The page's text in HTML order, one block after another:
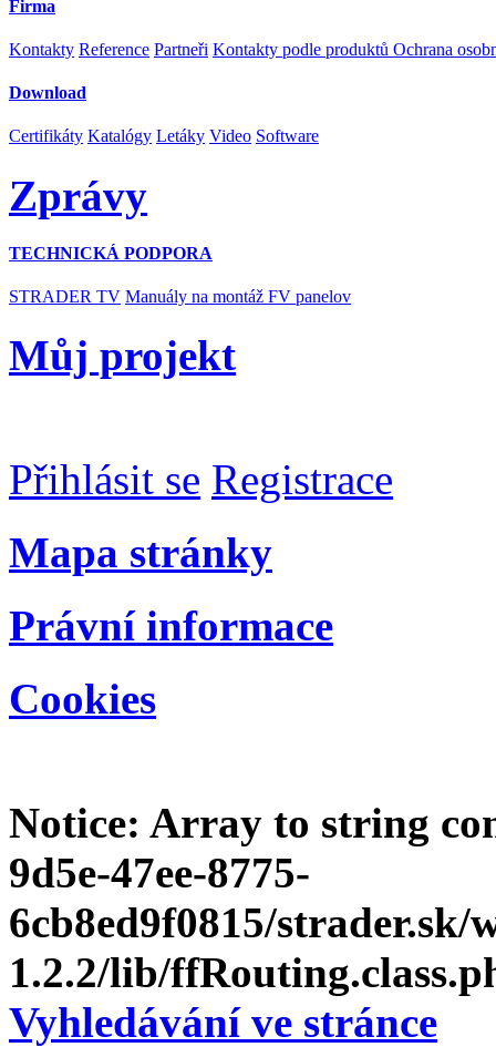
Firma
Kontakty Reference Partneři Kontakty podle produktů Ochrana
Download
Certifikáty Katalógy Letáky Video Software
Zprávy
TECHNICKÁ PODPORA
STRADER TV Manuály na montáž FV panelov
Můj projekt
Přihlásit se Registrace
Mapa stránky
Právní informace
Cookies
Notice: Array to string
9d5e-47ee-8775-
6cb8ed9f0815/
1.2.2/lib/
Vyhledávání ve stránce